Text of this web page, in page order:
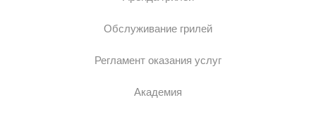
Обслуживание грилей
Регламент оказания услуг
Академия